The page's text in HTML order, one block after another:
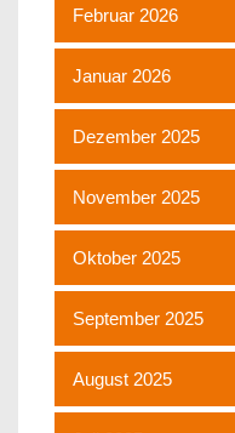
Februar 2026
Januar 2026
Dezember 2025
November 2025
Oktober 2025
September 2025
August 2025